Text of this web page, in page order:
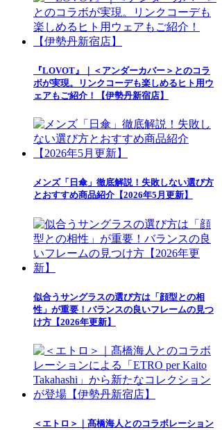
『LOVOT』｜＜アンダーカバー＞とのコラ
ボが実現。リンクコーデも楽しめるヒト用ウ
ェアもご紹介！【伊勢丹新宿店】
メンズ「日傘」徹底解説！失敗しない選び方
とおすすめ商品紹介【2026年5月更新】
似合うサングラスの選び方は「顔型との相
性」が重要！バランスの良いフレームの見つ
け方【2026年更新】
＜エトロ＞｜髙橋海人とのコラボレーション